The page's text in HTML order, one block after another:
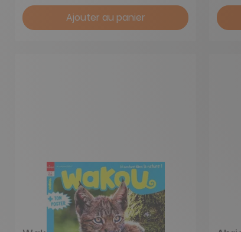
Ajouter au panier